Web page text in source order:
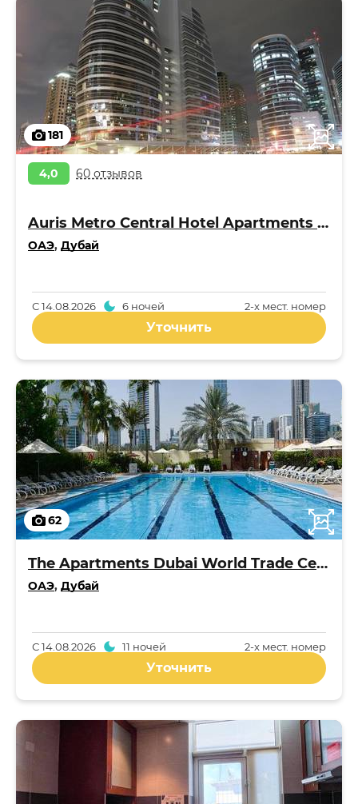
181
4,0 60 отзывов
Auris Metro Central Hotel Apartments 4*
ОАЭ, Дубай
2-x мест. номер
С14.08.2026 6 ночей
Уточнить
62
The Apartments Dubai World Trade Centre
ОАЭ, Дубай
2-x мест. номер
С14.08.2026 11 ночей
Уточнить